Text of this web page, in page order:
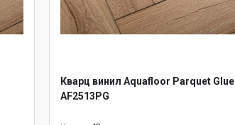
Кварц винил Aquafloor Parquet Glue
AF2513PG